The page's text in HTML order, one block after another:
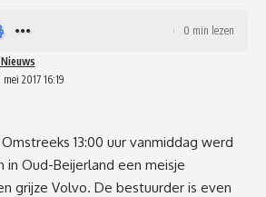
2017 16:19
0 min lezen
Omstreeks 13:00 uur vanmiddag werd
in Oud-Beijerland een meisje
grijze Volvo. De bestuurder is even